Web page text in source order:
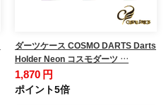
ダーツケース COSMO DARTS Darts
Holder Neon コスモダーツ …
1,870 円
ポイント5倍